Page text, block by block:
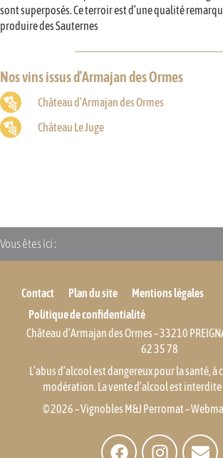
sont superposés. Ce terroir est d’une qualité
produire des Sauternes
Nos vins issus d’Armajan des Ormes
Château d’Armajan des Ormes
Château Le Juge
Vous êtes ici :
Contact Plan du site
Mentions légales
Politique de confidentialité
Château d’Armajan des Ormes – 33210
62 35 78
L’abus d’alcool est dangereux pour la santé,
modération. La vente d’alcool est
© 2026 – Vignobles M&J Perromat–